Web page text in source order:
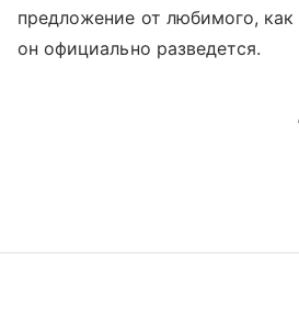
предложение от любимого, как
он официально разведется.